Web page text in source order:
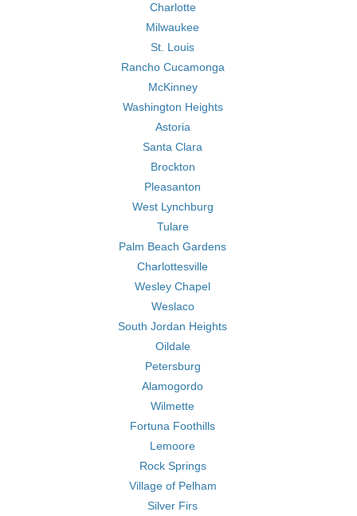
Charlotte
Milwaukee
St. Louis
Rancho Cucamonga
McKinney
Washington Heights
Astoria
Santa Clara
Brockton
Pleasanton
West Lynchburg
Tulare
Palm Beach Gardens
Charlottesville
Wesley Chapel
Weslaco
South Jordan Heights
Oildale
Petersburg
Alamogordo
Wilmette
Fortuna Foothills
Lemoore
Rock Springs
Village of Pelham
Silver Firs